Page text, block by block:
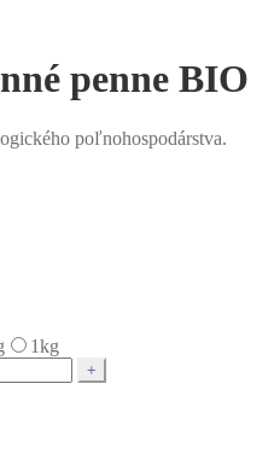
penne BIO
poľnohospodárstva.
1kg